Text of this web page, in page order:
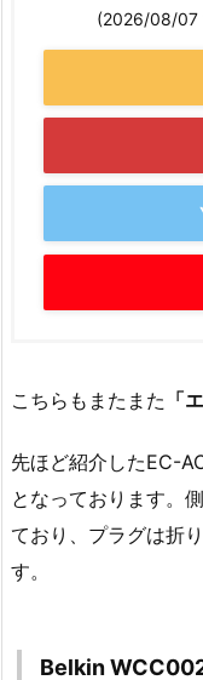
(2026/08/07
こちらもまたまた 「
先ほど紹介したEC-
となっております。
ており、プラグは折
す。
Belkin